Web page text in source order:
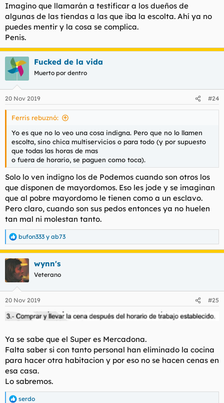
Imagino que llamarán a testificar a los dueños de
algunas de las tiendas a las que iba la escolta. Ahí ya no
puedes mentir y la cosa se complica.
Penis.
Fucked de la vida
Muerto por dentro
20 Nov 2019 #24
Ferris rebuznó:
Yo es que no lo veo una cosa indigna. Pero que no lo llamen
escolta, sino chica multiservicios o para todo (y por supuesto
que todas las horas de mas
o fuera de horario, se paguen como toca).
Solo lo ven indigno los de Podemos cuando son otros los
que disponen de mayordomos. Eso les jode y se imaginan
que al pobre mayordomo le tienen como a un esclavo.
Pero claro, cuando son sus pedos entonces ya no huelen
tan mal ni molestan tanto.
R
e
a
c
c
e
s
:
bufon333 y ab73
wynn's
Veterano
20 Nov 2019 #25
Ya se sabe que el Super es Mercadona.
Falta saber si con tanto personal han eliminado la cocina
para hacer otra habitacion y por eso no se hacen cenas en
esa casa.
Lo sabremos.
serdo